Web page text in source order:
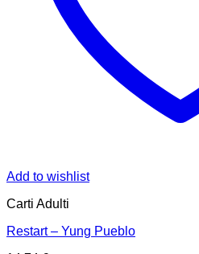
Add to wishlist
Carti Adulti
Restart – Yung Pueblo